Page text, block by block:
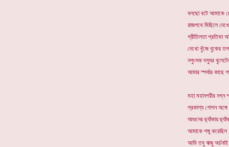
বলছো বটে আমাকে
রাজপথে মিছিলে
প্রীতিলতা প্রতিভা
দেখো খুঁজে বুকের
নপুংসক দস্যুর
আমার স্পর্ধার কাছে
মহা মহানগরীর নগ্ন
প্রকাশ্য গোপন অঙ্গে
আগুনের ছ্যাঁকায়
আমাকে পঙ্গু করেছিল
আমি তবু ঋজু অর্চনাই